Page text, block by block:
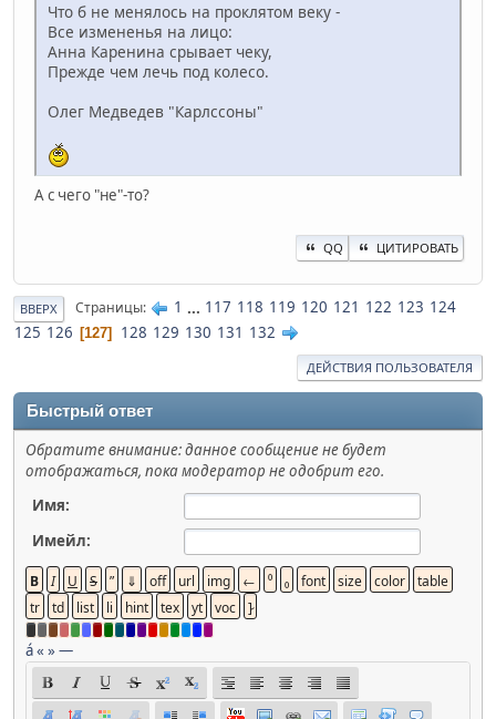
Что б не менялось на проклятом веку -
Все измененья на лицо:
Анна Каренина срывает чеку,
Прежде чем лечь под колесо.
Олег Медведев "Карлссоны"
А с чего "не"-то?
QQ ЦИТИРОВАТЬ
ВВЕРХ Страницы 1 ... 117 118 119 120 121 122 123 124
125 126 127 128 129 130 131 132
ДЕЙСТВИЯ ПОЛЬЗОВАТЕЛЯ
Быстрый ответ
Обратите внимание: данное сообщение не будет
отображаться, пока модератор не одобрит его.
Имя:
Имейл:
á« »—